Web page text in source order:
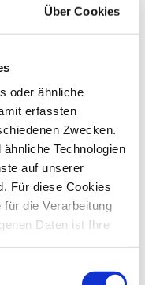
Über Cookies
oder ähnliche
erfassten
Zwecken.
Technologien
auf unserer
Für diese Cookies
für die Verarbeitung
Daten ist Ihre
einsetzen und die
für eine Haftung
Vorstände oder
entstanden ist. Dies
durch Weggabe eines
aber auch ein
sein. Das
und es muss ein
eines
auch für Fehler, die er
die Geschäftsführung